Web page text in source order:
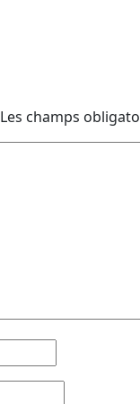
Les champs